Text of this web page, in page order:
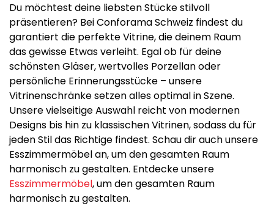
Du möchtest deine liebsten Stücke stilvoll
präsentieren? Bei Conforama Schweiz findest du
garantiert die perfekte Vitrine, die deinem Raum
das gewisse Etwas verleiht. Egal ob für deine
schönsten Gläser, wertvolles Porzellan oder
persönliche Erinnerungsstücke – unsere
Vitrinenschränke setzen alles optimal in Szene.
Unsere vielseitige Auswahl reicht von modernen
Designs bis hin zu klassischen Vitrinen, sodass du für
jeden Stil das Richtige findest. Schau dir auch unsere
Esszimmermöbel an, um den gesamten Raum
harmonisch zu gestalten. Entdecke unsere
Esszimmermöbel, um den gesamten Raum
harmonisch zu gestalten.